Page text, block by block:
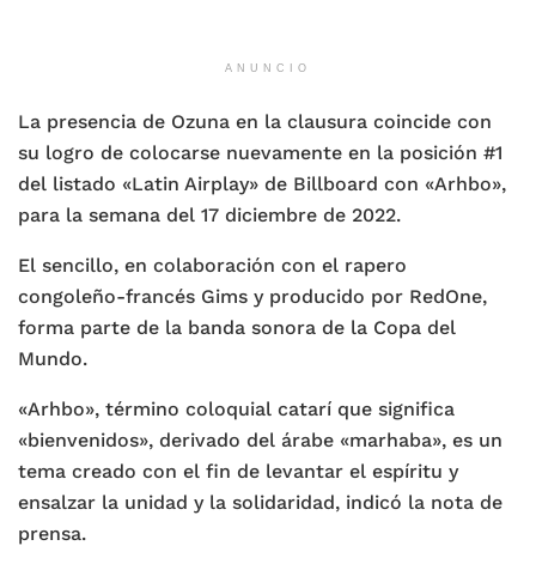
ANUNCIO
La presencia de Ozuna en la clausura coincide con
su logro de colocarse nuevamente en la posición #1
del listado «Latin Airplay» de Billboard con «Arhbo»,
para la semana del 17 diciembre de 2022.
El sencillo, en colaboración con el rapero
congoleño-francés Gims y producido por RedOne,
forma parte de la banda sonora de la Copa del
Mundo.
«Arhbo», término coloquial catarí que significa
«bienvenidos», derivado del árabe «marhaba», es un
tema creado con el fin de levantar el espíritu y
ensalzar la unidad y la solidaridad, indicó la nota de
prensa.